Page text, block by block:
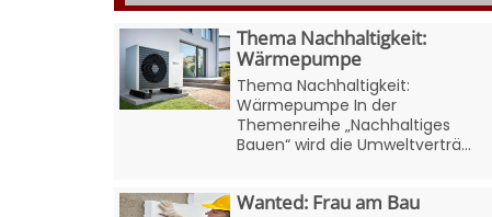
Thema Nachhaltigkeit:
Wärmepumpe
Thema Nachhaltigkeit:
Wärmepumpe In der
Themenreihe „Nachhaltiges
Bauen“ wird die Umweltverträ...
Wanted: Frau am Bau